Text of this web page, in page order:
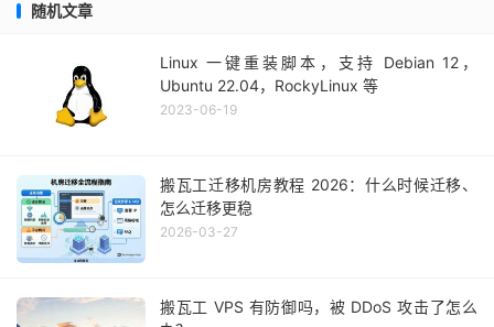
随机文章
Linux 一键重装脚本，支持 Debian 12，
Ubuntu 22.04，RockyLinux 等
2023-06-19
搬瓦工迁移机房教程 2026：什么时候迁移、
怎么迁移更稳
2026-03-27
搬瓦工 VPS 有防御吗，被 DDoS 攻击了怎么